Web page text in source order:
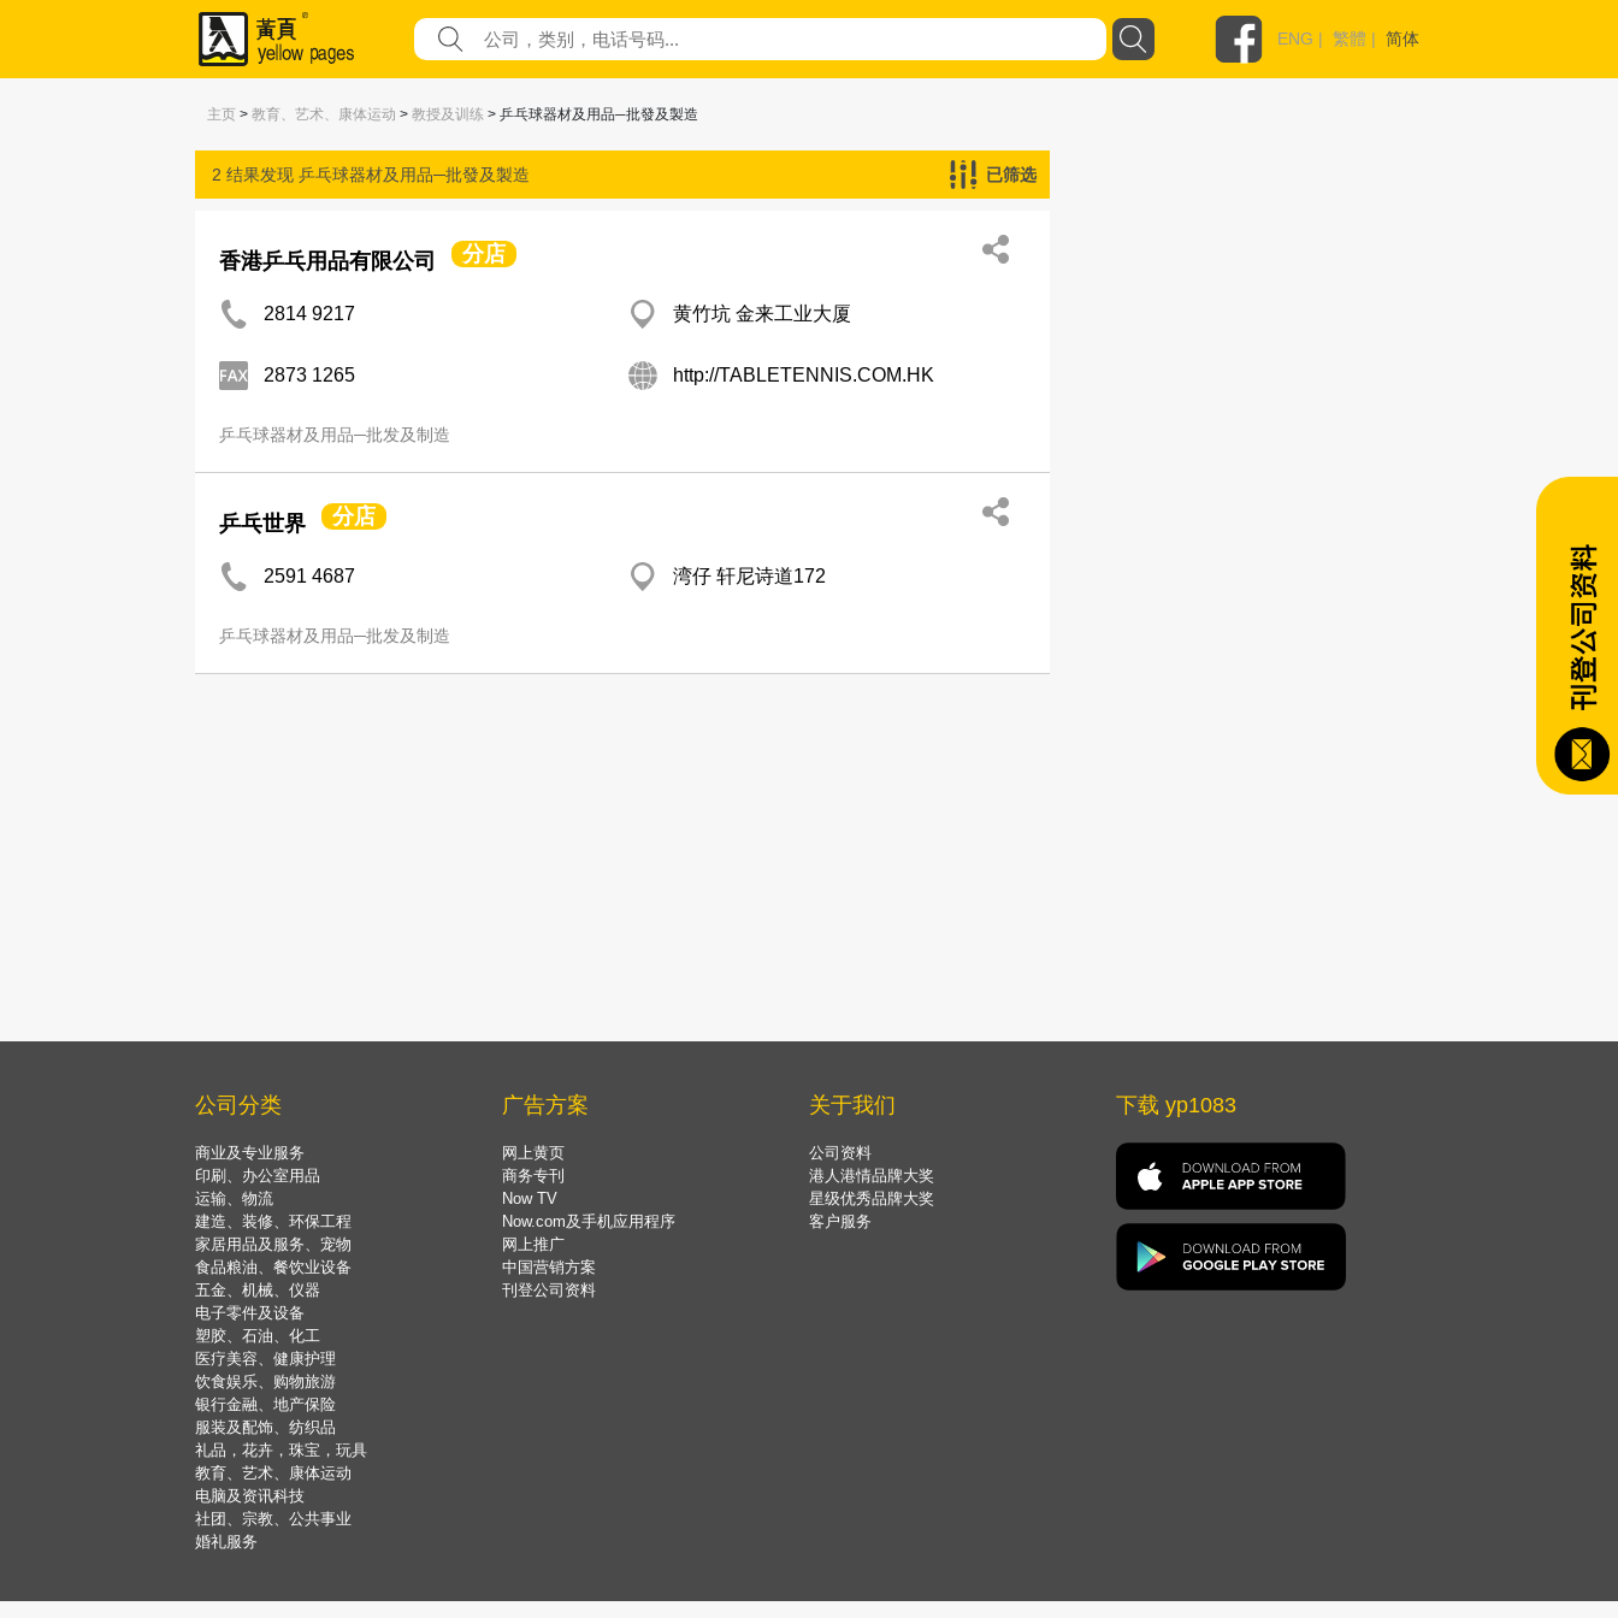
ENG | 繁體 | 简体
主页 > 教育、艺术、康体运动 > 教授及训练 > 乒乓球器材及用品─批發及製造
2 结果发现 乒乓球器材及用品─批發及製造 已筛选
香港乒乓用品有限公司 分店
2814 9217 黄竹坑 金来工业大厦
2873 1265 http://TABLETENNIS.COM.HK
乒乓球器材及用品─批发及制造
乒乓世界 分店
2591 4687 湾仔 轩尼诗道172
乒乓球器材及用品─批发及制造
公司分类
商业及专业服务
印刷、办公室用品
运输、物流
建造、装修、环保工程
家居用品及服务、宠物
食品粮油、餐饮业设备
五金、机械、仪器
电子零件及设备
塑胶、石油、化工
医疗美容、健康护理
饮食娱乐、购物旅游
银行金融、地产保险
服装及配饰、纺织品
礼品，花卉，珠宝，玩具
教育、艺术、康体运动
电脑及资讯科技
社团、宗教、公共事业
婚礼服务
广告方案
网上黄页
商务专刊
Now TV
Now.com及手机应用程序
网上推广
中国营销方案
刊登公司资料
关于我们
公司资料
港人港情品牌大奖
星级优秀品牌大奖
客户服务
下载 yp1083